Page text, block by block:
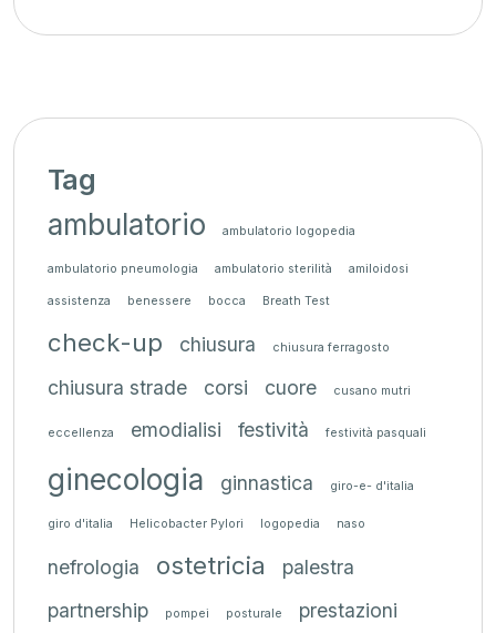
Tag
ambulatorio ambulatorio logopedia
ambulatorio pneumologia ambulatorio sterilità amiloidosi
assistenza benessere bocca Breath Test
check-up chiusura chiusura ferragosto
chiusura strade corsi cuore cusano mutri
eccellenza emodialisi festività festività pasquali
ginecologia ginnastica giro-e- d'italia
giro d'italia Helicobacter Pylori logopedia naso
nefrologia ostetricia
palestra
partnership
pompei posturale prestazioni